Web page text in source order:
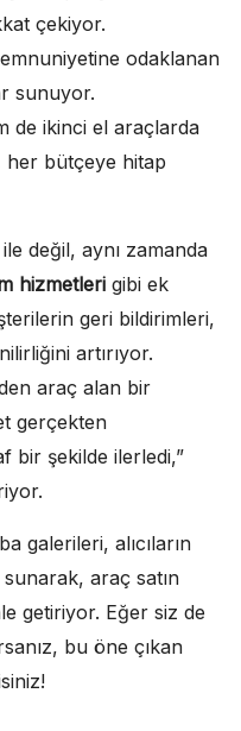
çekiyor.
odaklanan
sunuyor.
de ikinci el araçlarda
her bütçeye hitap
değil, aynı zamanda
hizmetleri gibi ek
geri bildirimleri,
artırıyor.
araç alan bir
gerçekten
bir şekilde ilerledi,”
galerileri, alıcıların
araç satın
getiriyor. Eğer siz de
bu öne çıkan